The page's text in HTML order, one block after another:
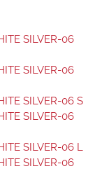
SILVER-06
SILVER-06
SILVER-06 S
SILVER-06
SILVER-06 L
SILVER-06